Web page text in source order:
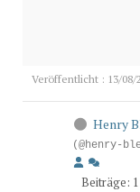
Veröffentlicht : 13/08/
Henry
(@henry-
Beiträge: 1